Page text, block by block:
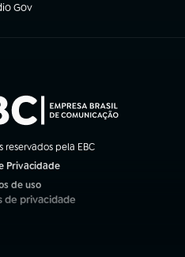
Gov
em nova aba)
reservados pela EBC
Privacidade
de uso
nova aba)
de privacidade